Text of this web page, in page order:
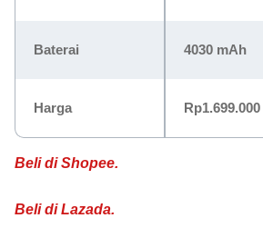
Baterai 4030 mAh
Harga Rp1.699.000
Beli di Shopee.
Beli di Lazada.